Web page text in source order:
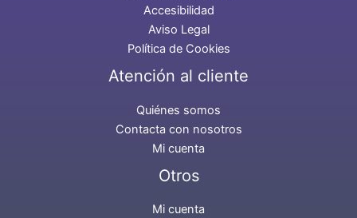
Accesibilidad
Aviso Legal
Política de Cookies
Atención al cliente
Quiénes somos
Contacta con nosotros
Mi cuenta
Otros
Mi cuenta